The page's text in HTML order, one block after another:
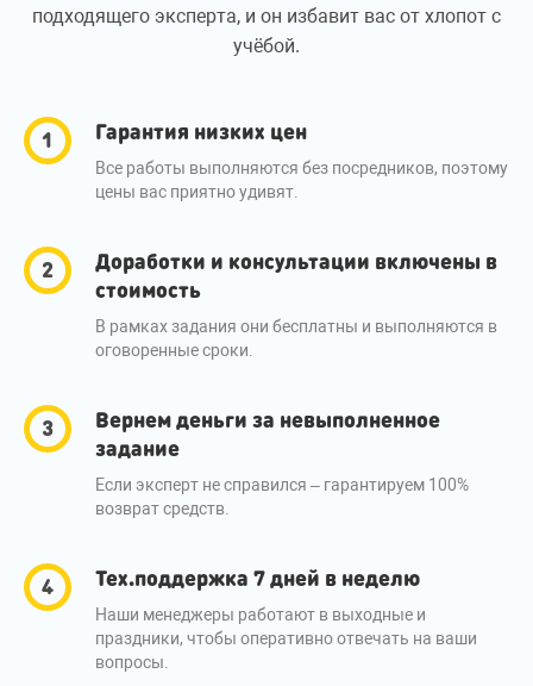
подходящего эксперта, и он избавит вас от хлопот с
учёбой.
Гарантия низких цен
Все работы выполняются без посредников, поэтому
цены вас приятно удивят.
Доработки и консультации включены в
стоимость
В рамках задания они бесплатны и выполняются в
оговоренные сроки.
Вернем деньги за невыполненное
задание
Если эксперт не справился – гарантируем 100%
возврат средств.
Тех.поддержка 7 дней в неделю
Наши менеджеры работают в выходные и
праздники, чтобы оперативно отвечать на ваши
вопросы.